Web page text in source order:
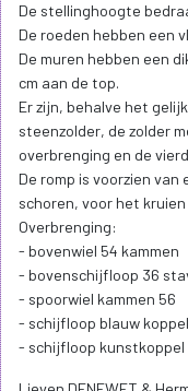
De stellinghoogte
De roeden hebben een
De muren hebben een
cm aan de top.
Er zijn, behalve het
steenzolder, de zolder
overbrenging en de
De romp is voorzien
schoren, voor het
Overbrenging:
- bovenwiel 54 kammen
- bovenschijfloop 36
- spoorwiel kammen 56
- schijfloop blauw
- schijfloop kunstkoppel